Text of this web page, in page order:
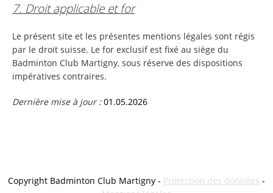
7. Droit applicable et for
Le présent site et les présentes mentions légales sont régis
par le droit suisse. Le for exclusif est fixé au siège du
Badminton Club Martigny, sous réserve des dispositions
impératives contraires.
Dernière mise à jour :01.05.2026
Copyright Badminton Club Martigny - Protection des données -